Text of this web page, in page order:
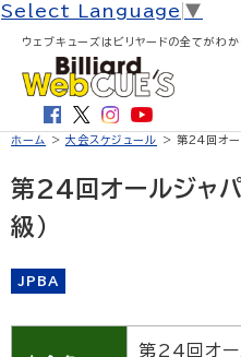
Select Language ▼
ウェブキューズはビリヤードの全てがわか
ホーム > 大会スケジュール > 第24回オー
第24回オールジャ
級)
JPBA
第24回オー